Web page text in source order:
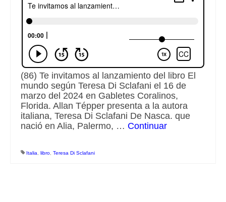
Donaciones
Publicidad
Advertising
(86) Te invitamos al lanzamiento del libro El
mundo según Teresa Di Sclafani el 16 de
marzo del 2024 en Gabletes Coralinos,
Florida. Allan Tépper presenta a la autora
italiana, Teresa Di Sclafani De Nasca. que
nació en Alia, Palermo, … Continuar
Italia libro Teresa Di Sclafani